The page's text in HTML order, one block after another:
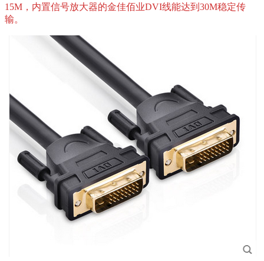
15M，内置信号放大器的金佳佰业DVI线能达到30M稳定传
输。